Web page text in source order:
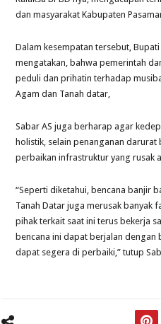
dan masyarakat Kabupaten
Dalam kesempatan tersebut,
mengatakan, bahwa pemerintah
peduli dan prihatin terhadap
Agam dan Tanah datar,
Sabar AS juga berharap agar
holistik, selain penanganan darurat
perbaikan infrastruktur yang rusak
“Seperti diketahui, bencana banjir
Tanah Datar juga merusak banyak
pihak terkait saat ini terus bekerja
bencana ini dapat berjalan dengan
dapat segera di perbaiki,” tutup